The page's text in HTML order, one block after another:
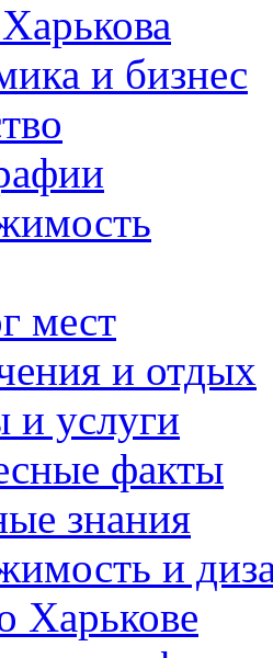
и бизнес
мест
и отдых
и услуги
факты
знания
и
Харькове